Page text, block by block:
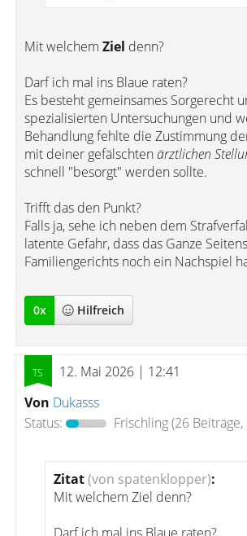
Mit welchem Ziel denn?
Darf ich mal ins Blaue raten?
Es besteht gemeinsames Sorgerecht
spezialisierten Untersuchungen und
Behandlung fehlte die Zustimmung
mit deiner gefälschtenärztlichen
schnell "besorgt" werden sollte.
Trifft das den Punkt?
Falls ja, sehe ich neben dem
latente Gefahr, dass das Ganze
Familiengerichts noch ein Nachspiel
0x Hilfreich
12. Mai 2026 | 12:41
Von Dukasss
Status:
Frischling(26
Zitat(von spatenklopper):
Mit welchem Ziel denn?